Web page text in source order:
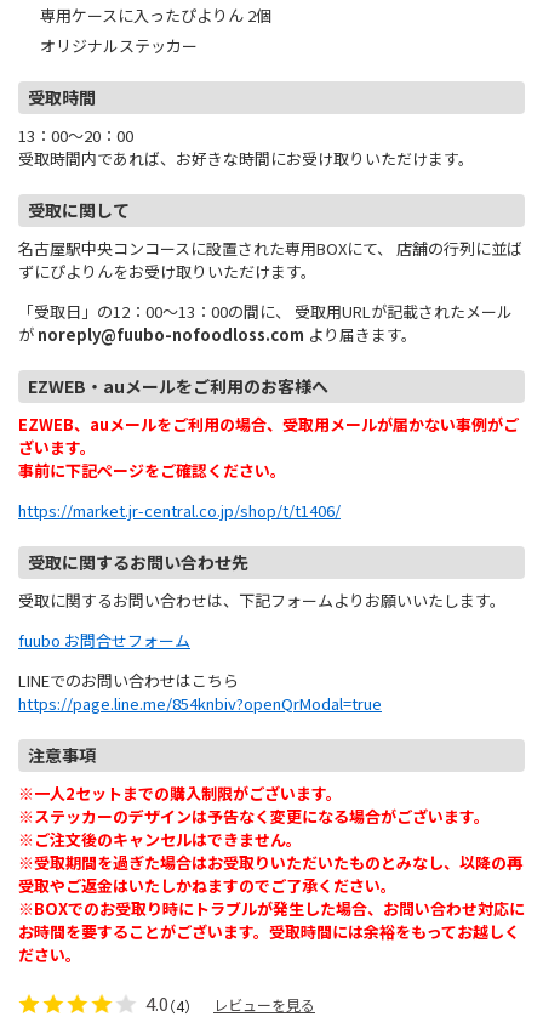
専用ケースに入ったぴよりん 2個
オリジナルステッカー
受取時間
13：00～20：00
受取時間内であれば、お好きな時間にお受け取りいただけます。
受取に関して
名古屋駅中央コンコースに設置された専用BOXにて、 店舗の行列に並ば
ずにぴよりんをお受け取りいただけます。
「受取日」の12：00～13：00の間に、 受取用URLが記載されたメール
が noreply@fuubo-nofoodloss.com より届きます。
EZWEB・auメールをご利用のお客様へ
EZWEB、auメールをご利用の場合、受取用メールが届かない事例がご
ざいます。
事前に下記ページをご確認ください。
https://market.jr-central.co.jp/shop/t/t1406/
受取に関するお問い合わせ先
受取に関するお問い合わせは、下記フォームよりお願いいたします。
fuubo お問合せフォーム
LINEでのお問い合わせはこちら
https://page.line.me/854knbiv?openQrModal=true
注意事項
※一人2セットまでの購入制限がございます。
※ステッカーのデザインは予告なく変更になる場合がございます。
※ご注文後のキャンセルはできません。
※受取期間を過ぎた場合はお受取りいただいたものとみなし、以降の再
受取やご返金はいたしかねますのでご了承ください。
※BOXでのお受取り時にトラブルが発生した場合、お問い合わせ対応に
お時間を要することがございます。受取時間には余裕をもってお越しく
ださい。
4.0（4） レビューを見る